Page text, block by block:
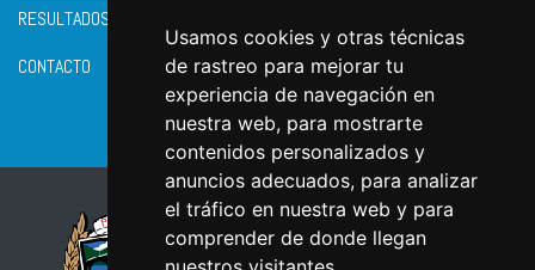
Usamos cookies y otras técnicas
de rastreo para mejorar tu
experiencia de navegación en
nuestra web, para mostrarte
contenidos personalizados y
anuncios adecuados, para analizar
el tráfico en nuestra web y para
comprender de donde llegan
RESULTADOS
CONTACTO